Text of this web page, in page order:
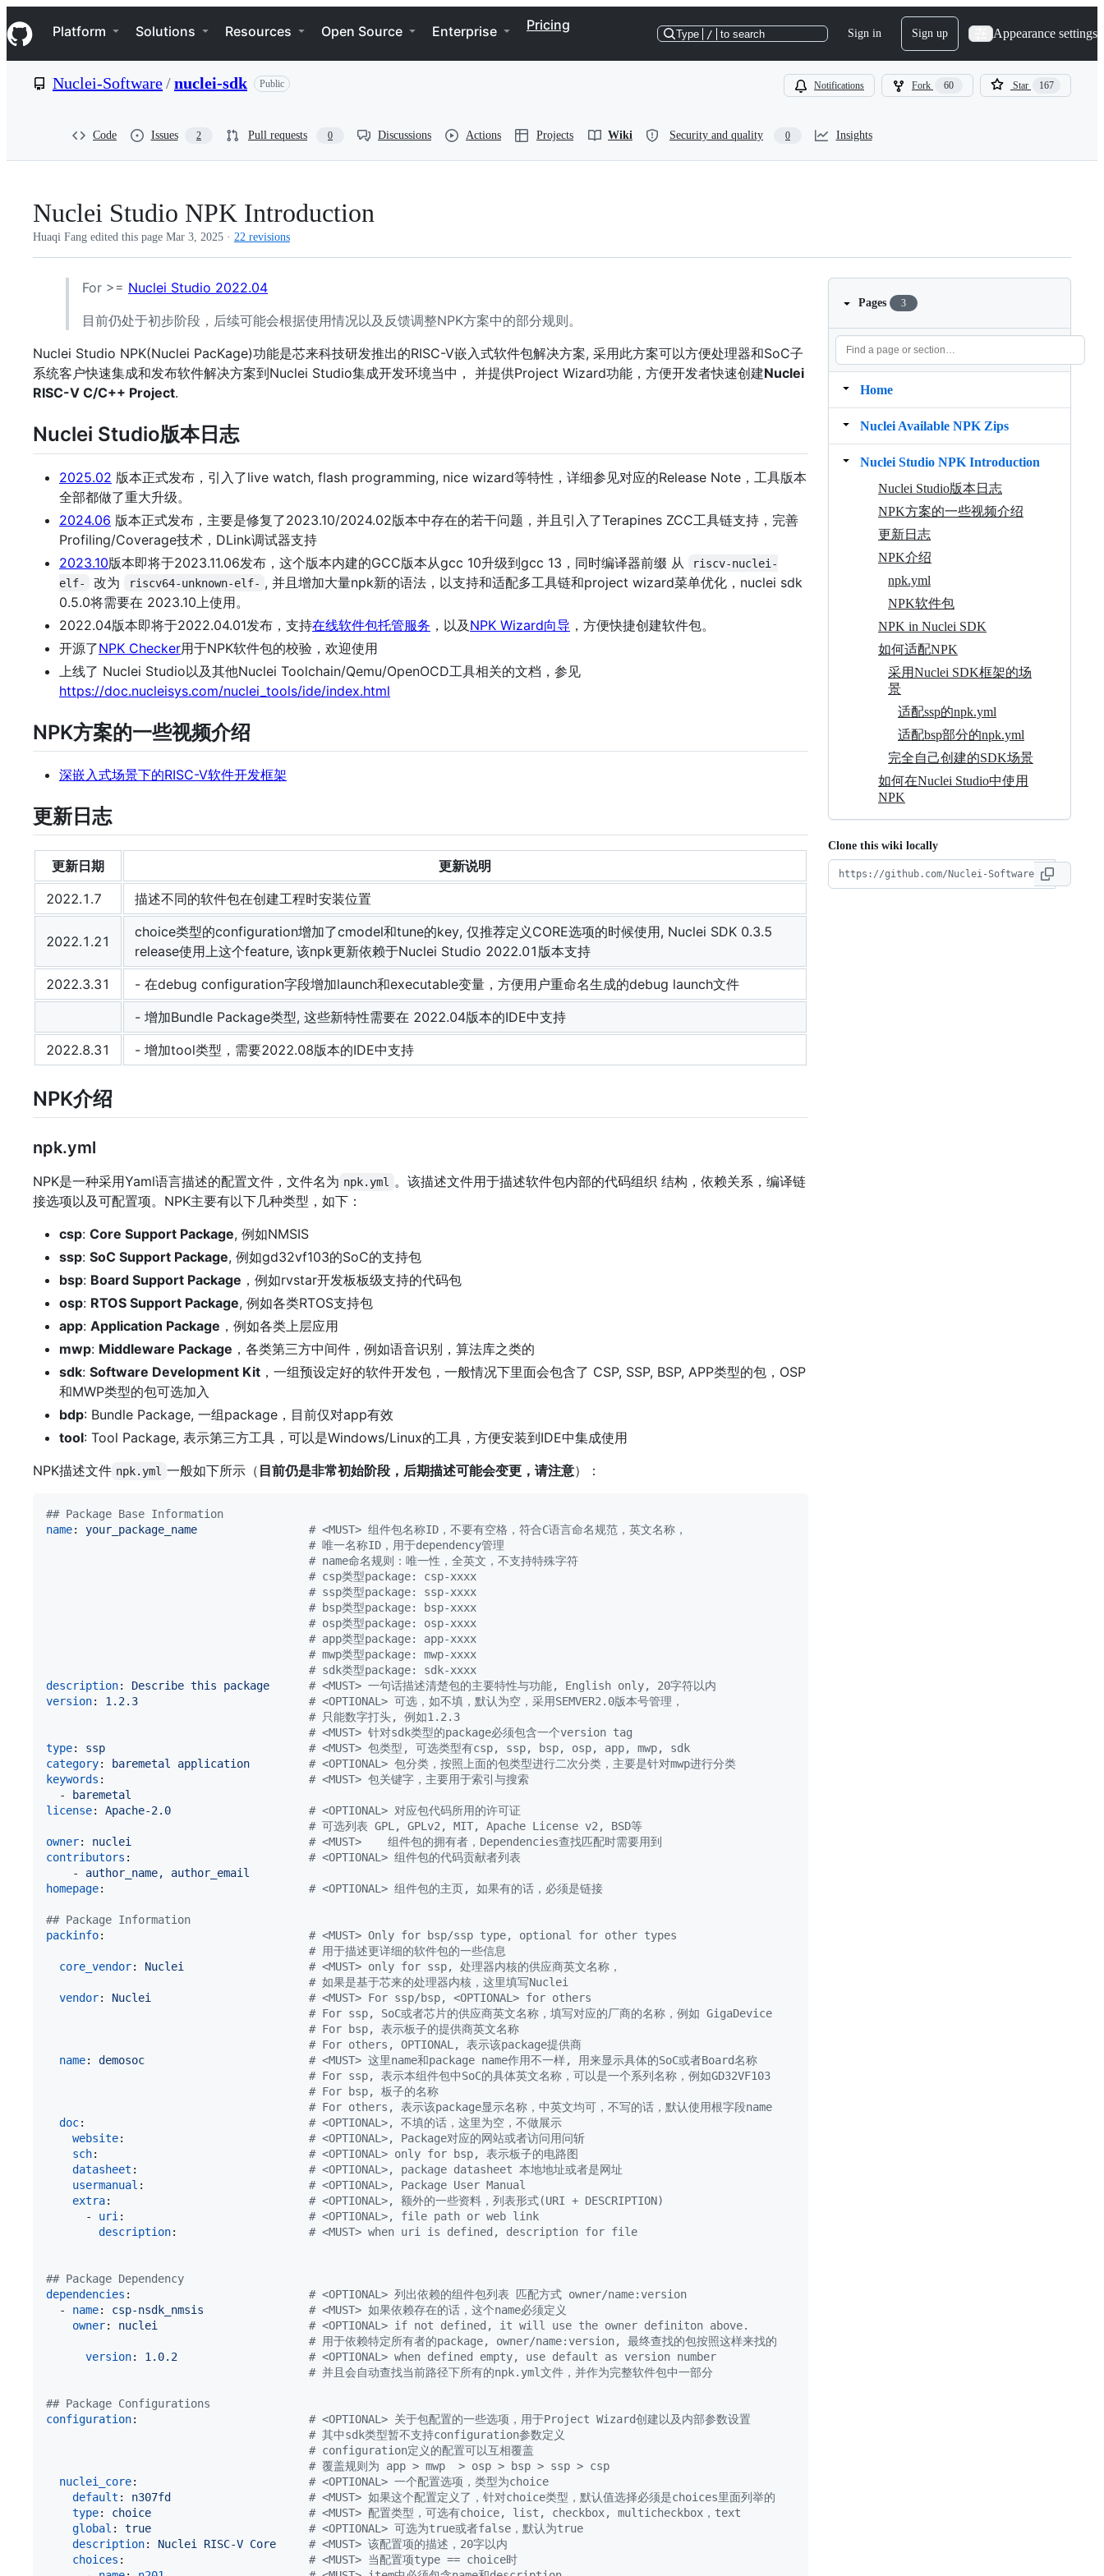
k
i
p
e
Navigation Menu
Platform Solutions Resources Open Source Enterprise Pricing
Type / to search Sign in Sign up Appearance settings
Nuclei-Software/nuclei-sdk Public Notifications Fork 60 Star 167
Code Issues 2 Pull requests 0 Discussions Actions Projects Wiki Security and quality 0 Insights
Nuclei Studio NPK Introduction
Huaqi Fang edited this page Mar 3, 2025 · 22 revisions
For >= Nuclei Studio 2022.04
目前仍处于初步阶段，后续可能会根据使用情况以及反馈调整NPK方案中的部分规则。
Nuclei Studio NPK(Nuclei PacKage)功能是芯来科技研发推出的RISC-V嵌入式软件包解决方案, 采用此方案可以方便处理器和SoC子
系统客户快速集成和发布软件解决方案到Nuclei Studio集成开发环境当中， 并提供Project Wizard功能，方便开发者快速创建Nuclei
RISC-V C/C++ Project.
Nuclei Studio版本日志
2025.02 版本正式发布，引入了live watch, flash programming, nice wizard等特性，详细参见对应的Release Note，工具版本
全部都做了重大升级。
2024.06 版本正式发布，主要是修复了2023.10/2024.02版本中存在的若干问题，并且引入了Terapines ZCC工具链支持，完善
Profiling/Coverage技术，DLink调试器支持
2023.10版本即将于2023.11.06发布，这个版本内建的GCC版本从gcc 10升级到gcc 13，同时编译器前缀 从
riscv-nuclei-
elf-
改为 riscv64-unknown-elf- , 并且增加大量npk新的语法，以支持和适配多工具链和project wizard菜单优化，nuclei sdk
0.5.0将需要在 2023.10上使用。
2022.04版本即将于2022.04.01发布，支持在线软件包托管服务 ，以及 NPK Wizard向导 ，方便快捷创建软件包。
开源了NPK Checker用于NPK软件包的校验，欢迎使用
上线了 Nuclei Studio以及其他Nuclei Toolchain/Qemu/OpenOCD工具相关的文档，参见
https://doc.nucleisys.com/nuclei_tools/ide/index.html
NPK方案的一些视频介绍
深嵌入式场景下的RISC-V软件开发框架
更新日志
更新日期
更新说明
2022.1.7
描述不同的软件包在创建工程时安装位置
2022.1.21
choice类型的configuration增加了cmodel和tune的key, 仅推荐定义CORE选项的时候使用, Nuclei SDK 0.3.5
release使用上这个feature, 该npk更新依赖于Nuclei Studio 2022.01版本支持
2022.3.31
- 在debug configuration字段增加launch和executable变量，方便用户重命名生成的debug launch文件
- 增加Bundle Package类型, 这些新特性需要在 2022.04版本的IDE中支持
2022.8.31
- 增加tool类型，需要2022.08版本的IDE中支持
NPK介绍
npk.yml
NPK是一种采用Yaml语言描述的配置文件，文件名为 npk.yml
。该描述文件用于描述软件包内部的代码组织 结构，依赖关系，编译链
接选项以及可配置项。NPK主要有以下几种类型，如下：
csp: Core Support Package, 例如NMSIS
ssp: SoC Support Package, 例如gd32vf103的SoC的支持包
bsp: Board Support Package ，例如rvstar开发板板级支持的代码包
osp: RTOS Support Package, 例如各类RTOS支持包
app: Application Package ，例如各类上层应用
mwp: Middleware Package ，各类第三方中间件，例如语音识别，算法库之类的
sdk: Software Development Kit ，一组预设定好的软件开发包，一般情况下里面会包含了 CSP, SSP, BSP, APP类型的包，OSP
和MWP类型的包可选加入
bdp: Bundle Package, 一组package，目前仅对app有效
tool: Tool Package, 表示第三方工具，可以是Windows/Linux的工具，方便安装到IDE中集成使用
NPK描述文件 npk.yml 一般如下所示（ 目前仍是非常初始阶段，后期描述可能会变更，请注意）：
## Package Base Information
name: your_package_name # <MUST> 组件包名称ID，不要有空格，符合C语言命名规范，英文名称，
# 唯一名称ID，用于dependency管理
# name命名规则：唯一性，全英文，不支持特殊字符
# csp类型package: csp-xxxx
# ssp类型package: ssp-xxxx
# bsp类型package: bsp-xxxx
# osp类型package: osp-xxxx
# app类型package: app-xxxx
# mwp类型package: mwp-xxxx
# sdk类型package: sdk-xxxx
description: Describe this package # <MUST> 一句话描述清楚包的主要特性与功能, English only, 20字符以内
version: 1.2.3 # <OPTIONAL> 可选，如不填，默认为空，采用SEMVER2.0版本号管理，
# 只能数字打头, 例如1.2.3
# <MUST> 针对sdk类型的package必须包含一个version tag
type: ssp # <MUST> 包类型, 可选类型有csp, ssp, bsp, osp, app, mwp, sdk
category: baremetal application # <OPTIONAL> 包分类，按照上面的包类型进行二次分类，主要是针对mwp进行分类
keywords : # <MUST> 包关键字，主要用于索引与搜索
  -
baremetal
license: Apache-2.0 # <OPTIONAL> 对应包代码所用的许可证
# 可选列表 GPL, GPLv2, MIT, Apache License v2, BSD等
owner: nuclei # <MUST>    组件包的拥有者，Dependencies查找匹配时需要用到
contributors : # <OPTIONAL> 组件包的代码贡献者列表
    -
author_name, author_email
homepage: # <OPTIONAL> 组件包的主页, 如果有的话，必须是链接
## Package Information
packinfo: # <MUST> Only for bsp/ssp type, optional for other types
# 用于描述更详细的软件包的一些信息
core_vendor: Nuclei # <MUST> only for ssp, 处理器内核的供应商英文名称，
# 如果是基于芯来的处理器内核，这里填写Nuclei
vendor: Nuclei # <MUST> For ssp/bsp, <OPTIONAL> for others
# For ssp, SoC或者芯片的供应商英文名称，填写对应的厂商的名称，例如 GigaDevice
# For bsp, 表示板子的提供商英文名称
# For others, OPTIONAL, 表示该package提供商
name: demosoc # <MUST> 这里name和package name作用不一样, 用来显示具体的SoC或者Board名称
# For ssp, 表示本组件包中SoC的具体英文名称，可以是一个系列名称，例如GD32VF103
# For bsp, 板子的名称
# For others, 表示该package显示名称，中英文均可，不写的话，默认使用根字段name
doc: # <OPTIONAL>, 不填的话，这里为空，不做展示
website: # <OPTIONAL>, Package对应的网站或者访问用问斩
sch: # <OPTIONAL> only for bsp, 表示板子的电路图
datasheet : # <OPTIONAL>, package datasheet 本地地址或者是网址
usermanual : # <OPTIONAL>, Package User Manual
extra: # <OPTIONAL>, 额外的一些资料，列表形式(URI + DESCRIPTION)
      -
uri : # <OPTIONAL>, file path or web link
description: # <MUST> when uri is defined, description for file
## Package Dependency
dependencies : # <OPTIONAL> 列出依赖的组件包列表 匹配方式 owner/name:version
  -
name: csp-nsdk_nmsis # <MUST> 如果依赖存在的话，这个name必须定义
owner: nuclei # <OPTIONAL> if not defined, it will use the owner definiton above.
# 用于依赖特定所有者的package, owner/name:version, 最终查找的包按照这样来找的
version: 1.0.2 # <OPTIONAL> when defined empty, use default as version number
# 并且会自动查找当前路径下所有的npk.yml文件，并作为完整软件包中一部分
## Package Configurations
configuration: # <OPTIONAL> 关于包配置的一些选项，用于Project Wizard创建以及内部参数设置
# 其中sdk类型暂不支持configuration参数定义
# configuration定义的配置可以互相覆盖
# 覆盖规则为 app > mwp  > osp > bsp > ssp > csp
nuclei_core: # <OPTIONAL> 一个配置选项，类型为choice
default : n307fd # <MUST> 如果这个配置定义了，针对choice类型，默认值选择必须是choices里面列举的
type: choice # <MUST> 配置类型，可选有choice, list, checkbox, multicheckbox，text
global : true # <OPTIONAL> 可选为true或者false，默认为true
description: Nuclei RISC-V Core # <MUST> 该配置项的描述，20字以内
choices : # <MUST> 当配置项type == choice时
Pages 3
Home
Nuclei Available NPK Zips
Nuclei Studio NPK Introduction
Nuclei Studio版本日志
NPK方案的一些视频介绍
更新日志
NPK介绍
npk.yml
NPK软件包
NPK in Nuclei SDK
如何适配NPK
采用Nuclei SDK框架的场
景
适配ssp的npk.yml
适配bsp部分的npk.yml
完全自己创建的SDK场景
如何在Nuclei Studio中使用
NPK
Clone this wiki locally